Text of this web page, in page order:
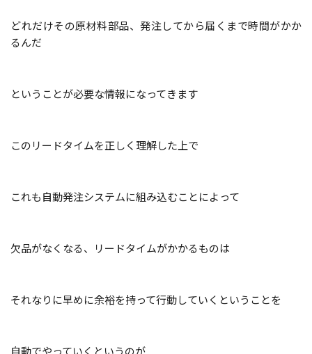
どれだけその原材料部品、発注してから届くまで時間がかか
るんだ
ということが必要な情報になってきます
このリードタイムを正しく理解した上で
これも自動発注システムに組み込むことによって
欠品がなくなる、リードタイムがかかるものは
それなりに早めに余裕を持って行動していくということを
自動でやっていくというのが